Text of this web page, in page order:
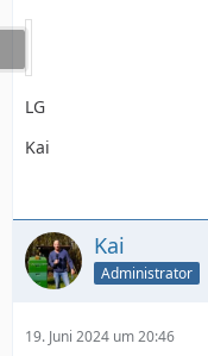
LG
Kai
Kai
Administrator
19. Juni 2024 um 20:46